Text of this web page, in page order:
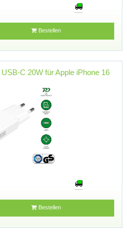
Bestellen
C 20W für Apple iPhone 16
Bestellen